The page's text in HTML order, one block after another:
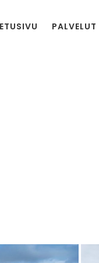
ETUSIVU PALVELUT